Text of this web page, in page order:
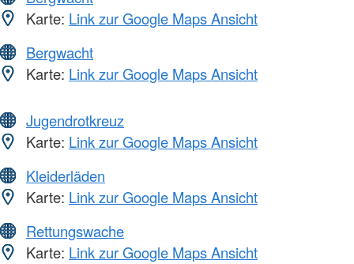
Karte: Link zur Google Maps Ansicht
Bergwacht
Karte: Link zur Google Maps Ansicht
Jugendrotkreuz
Karte: Link zur Google Maps Ansicht
Kleiderläden
Karte: Link zur Google Maps Ansicht
Rettungswache
Karte: Link zur Google Maps Ansicht